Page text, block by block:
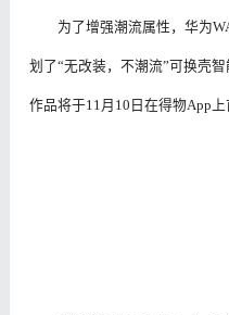
为了增强潮流属性，华为
划了“无改装，不潮流”可换壳
作品将于11月10日在得物App上